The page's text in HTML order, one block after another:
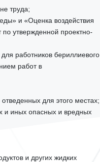
труда;
и «Оценка воздействия
утвержденной проектно-
работников бериллиевого
работ в
для этого местах;
и иных опасных и вредных
и других жидких